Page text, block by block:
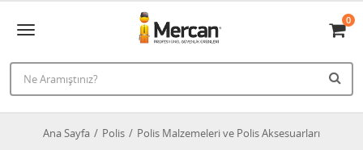
0
Ana Sayfa Polis Polis Malzemeleri ve Polis Aksesuarları